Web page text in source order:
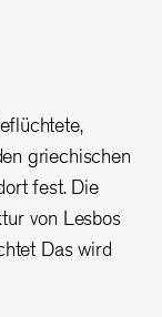
griechischen
fest. Die
von Lesbos
Das wird